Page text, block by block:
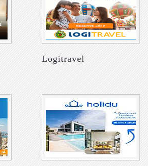
Logitravel